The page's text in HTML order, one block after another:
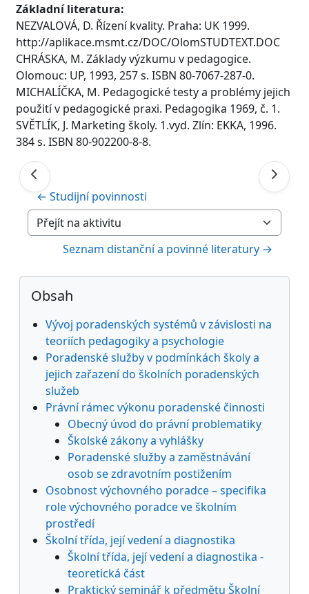
Základní literatura:
NEZVALOVÁ, D. Řízení kvality. Praha: UK 1999.
http://aplikace.msmt.cz/DOC/OlomSTUDTEXT.DOC
CHRÁSKA, M. Základy výzkumu v pedagogice.
Olomouc: UP, 1993, 257 s. ISBN 80-7067-287-0.
MICHALÍČKA, M. Pedagogické testy a problémy jejich
použití v pedagogické praxi. Pedagogika 1969, č. 1.
SVĚTLÍK, J. Marketing školy. 1.vyd. Zlín: EKKA, 1996.
384 s. ISBN 80-902200-8-8.
← Studijní povinnosti
Přejít na aktivitu
Seznam distanční a povinné literatury →
Bloky
Přeskočit: Obsah
Obsah
Vývoj poradenských systémů v závislosti na
teoriích pedagogiky a psychologie
Poradenské služby v podmínkách školy a
jejich zařazení do školních poradenských
služeb
Právní rámec výkonu poradenské činnosti
Obecný úvod do právní problematiky
Školské zákony a vyhlášky
Poradenské služby a zaměstnávání
osob se zdravotním postižením
Osobnost výchovného poradce – specifika
role výchovného poradce ve školním
prostředí
Školní třída, její vedení a diagnostika
Školní třída, její vedení a diagnostika -
teoretická část
Praktický seminář k předmětu Školní